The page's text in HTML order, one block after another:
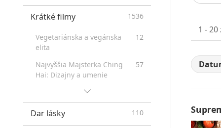
Krátké filmy 1536
Vegetariánska a vegánska
elita
12
Najvyššia Majsterka Ching
Hai: Dizajny a umenie
57
Návštěvy nebe a pekla:
Svědectví
Přínosy meditace Quan Yin
Dar lásky 110
1 -